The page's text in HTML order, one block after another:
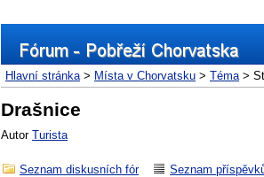
Hlavní stránka> Místa v Chorvatsku > Téma>
Drašnice
Autor Turista
Seznam diskusních fór Seznam